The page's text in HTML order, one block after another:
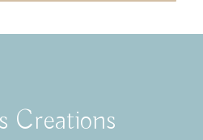
Creations